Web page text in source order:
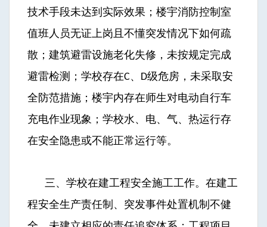
技术手段未达到实际效果；楼宇消防控制室
值班人员无证上岗且不懂突发情况下如何疏
散；建筑避雷设施老化失修，未按规定完成
避雷检测；学校存在C、 D级危房，未采取安
全防范措施；楼宇内存在师生对电动自行车
充电作业现象；学校水、电、气、热运行存
在安全隐患或不能正常运行等。
三、学校在建工程安全施工工作。在建工
程安全生产责任制、突发事件处置机制不健